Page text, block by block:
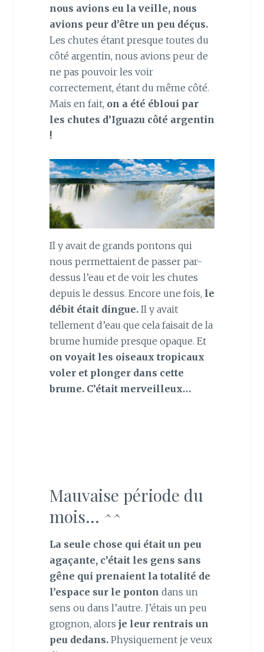
nous avions eu la veille, nous
avions peur d’être un peu déçus.
Les chutes étant presque toutes du
côté argentin, nous avions peur de
ne pas pouvoir les voir
correctement, étant du même côté.
Mais en fait, on a été ébloui par
les chutes d’Iguazu côté argentin
!
Il y avait de grands pontons qui
nous permettaient de passer par-
dessus l’eau et de voir les chutes
depuis le dessus. Encore une fois, le
débit était dingue. Il y avait
tellement d’eau que cela faisait de la
brume humide presque opaque. Et
on voyait les oiseaux tropicaux
voler et plonger dans cette
brume. C’était merveilleux…
Mauvaise période du
mois… ^^
La seule chose qui était un peu
agaçante, c’était les gens sans
gêne qui prenaient la totalité de
l’espace sur le ponton dans un
sens ou dans l’autre. J’étais un peu
grognon, alors je leur rentrais un
peu dedans. Physiquement je veux